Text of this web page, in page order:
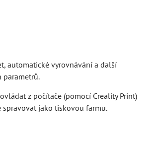
automatické vyrovnávání a další
parametrů.
z počítače (pomocí Creality Print)
spravovat jako tiskovou farmu.